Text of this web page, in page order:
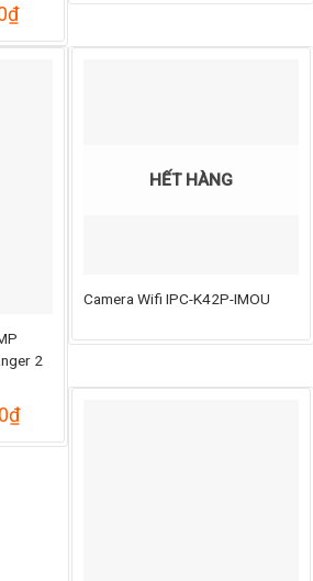
₫Giá
tại
2
₫Khoảng
từ
HẾT HÀNG
Camera Wifi IPC-K42P-IMOU